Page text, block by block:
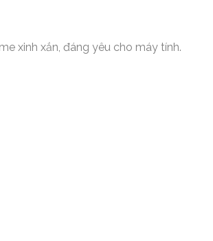
xinh xắn, đáng yêu cho máy tính.